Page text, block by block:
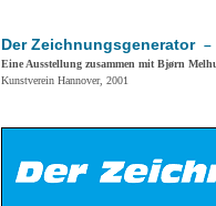
Der Zeichnungsgenerator –
Eine Ausstellung zusammen mit Bjørn
Kunstverein Hannover, 2001